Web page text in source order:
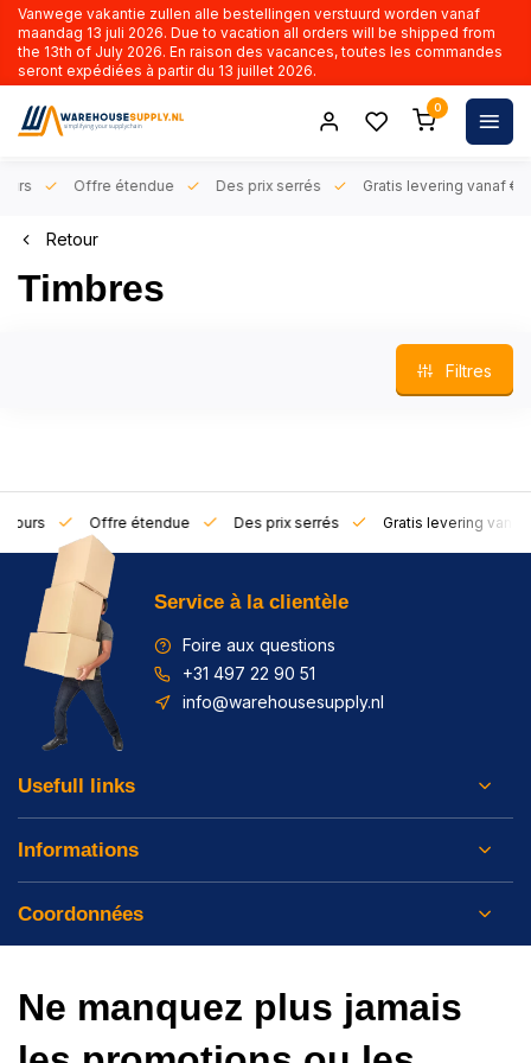
Vanwege vakantie zullen alle bestellingen verstuurd worden vanaf
maandag 13 juli 2026. Due to vacation all orders will be shipped from
the 13th of July 2026. En raison des vacances, toutes les commandes
seront expédiées à partir du 13 juillet 2026.
0
Offre étendue Des prix serrés Gratis levering vanaf € 50,-
Retour
Timbres
Filtres
Offre étendue Des prix serrés Gratis levering vanaf €
Service à la clientèle
Foire aux questions
+31 497 22 90 51
info@warehousesupply.nl
Usefull links
Informations
Coordonnées
Ne manquez plus jamais